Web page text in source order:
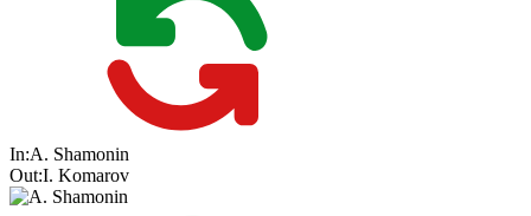
In:A. Shamonin
Out:I. Komarov